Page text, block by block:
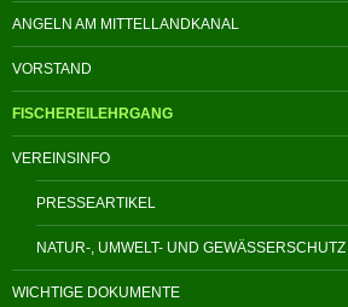
ANGELN AM MITTELLANDKANAL
VORSTAND
FISCHEREILEHRGANG
VEREINSINFO
PRESSEARTIKEL
NATUR-, UMWELT- UND GEWÄSSERSCHUTZ
WICHTIGE DOKUMENTE